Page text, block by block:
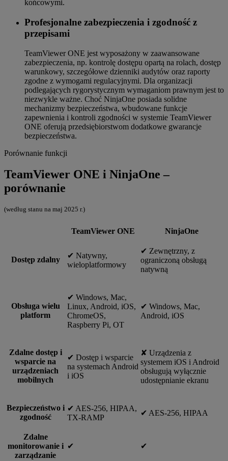
końcowymi.
Profesjonalne zabezpieczenia i zgodność z
przepisami
TeamViewer ONE jest wyposażony w zaawansowane
zabezpieczenia, np. kontrolę dostępu opartą na rolach, dostęp
warunkowy, szczegółowe dzienniki audytów oraz raporty
zgodne z wymogami regulacyjnymi. Dla organizacji
podlegających rygorystycznym wymaganiom prawnym jest to
niezwykle ważne. Choć NinjaOne posiada solidne
mechanizmy bezpieczeństwa, wbudowane funkcje
zapewnienia i kontroli zgodności w systemie TeamViewer
ONE oferują przedsiębiorstwom dodatkowe gwarancje
bezpieczeństwa.
Porównanie funkcji
TeamViewer ONE i NinjaOne –
porównanie
(według stanu na maj 2025 r.)
TeamViewer ONE NinjaOne
Dostęp zdalny
✔︎ Natywny,
wieloplatformowy
✔︎ Zewnętrzny, z
ograniczoną obsługą
natywną
Obsługa wielu
platform
✔︎ Windows, Mac,
Linux, Android, iOS,
ChromeOS,
Raspberry Pi, OT
✔︎ Windows, Mac,
Android, iOS
Zdalne dostęp i
wsparcie na
urządzeniach
mobilnych
✔︎ Dostęp i wsparcie
na systemach Android
i iOS
✘ Urządzenia z
systemem iOS i Android
obsługują wyłącznie
udostępnianie ekranu
Bezpieczeństwo i
zgodność
✔︎ AES-256, HIPAA,
TX-RAMP
✔︎ AES-256, HIPAA
Zdalne
monitorowanie i
zarządzanie
✔︎ ✔︎